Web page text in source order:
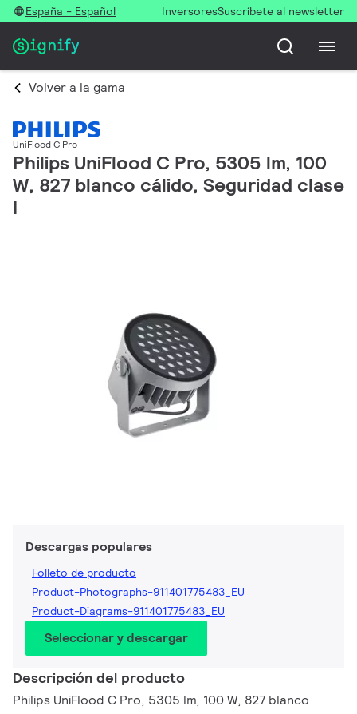
España - Español InversoresSuscríbete al newsletter
Volver a la gama
UniFlood C Pro
Philips UniFlood C Pro, 5305 lm, 100
W, 827 blanco cálido, Seguridad clase
I
Descargas populares
Folleto de producto
Product-Photographs-911401775483_EU
Product-Diagrams-911401775483_EU
Seleccionar y descargar
Descripción del producto
Philips UniFlood C Pro, 5305 lm, 100 W, 827 blanco